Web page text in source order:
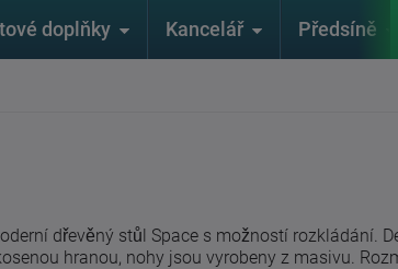
doplňky Kancelář Předsíně
dřevěný stůl Space s možností rozkládání.
hranou, nohy jsou vyrobeny z masivu.